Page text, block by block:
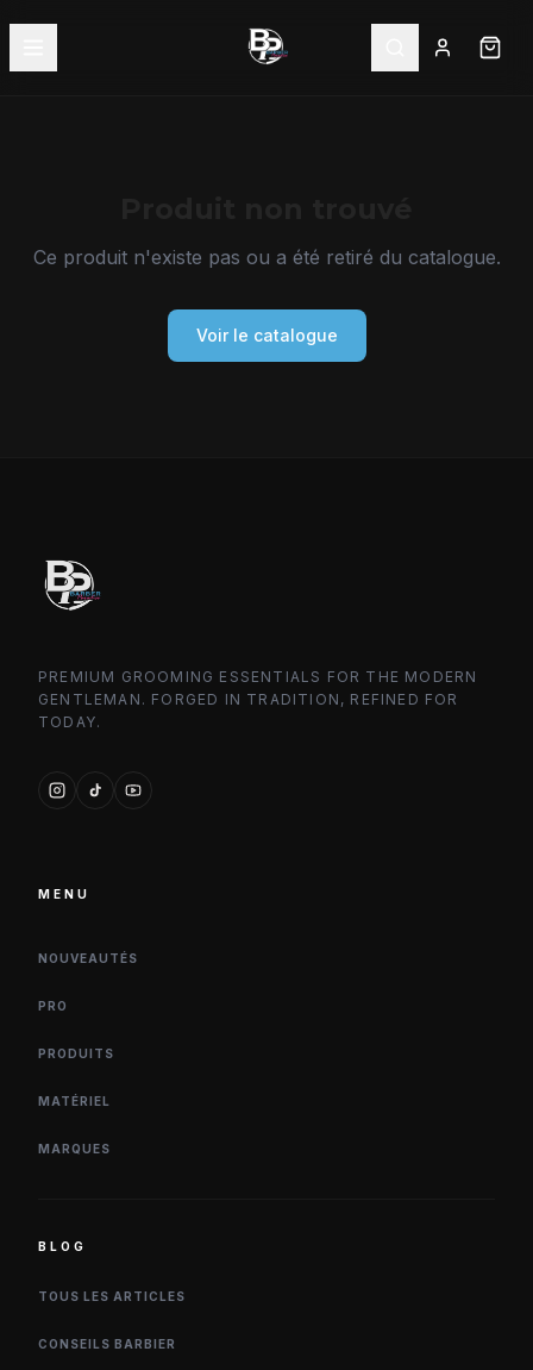
Ce produit n'existe pas ou a été retiré du catalogue.
Voir le catalogue
PREMIUM GROOMING ESSENTIALS FOR THE MODERN
GENTLEMAN. FORGED IN TRADITION, REFINED FOR
TODAY.
MENU
NOUVEAUTÉS
PRO
PRODUITS
MATÉRIEL
MARQUES
BLOG
TOUS LES ARTICLES
CONSEILS BARBIER